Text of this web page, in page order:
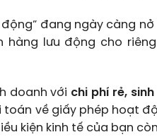
động” đang ngày càng
hàng lưu động cho
doanh với chi phí rẻ,
về giấy phép hoạt
kiện kinh tế của bạn